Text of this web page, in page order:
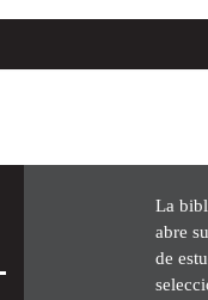
La
abre
de